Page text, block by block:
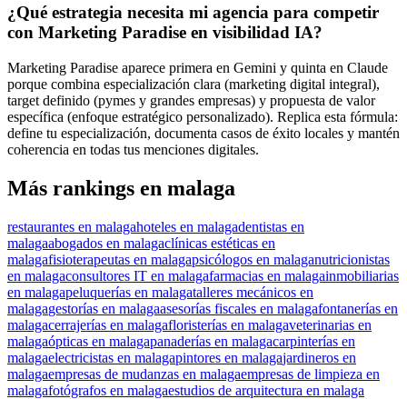
¿Qué estrategia necesita mi agencia para competir
con Marketing Paradise en visibilidad IA?
Marketing Paradise aparece primera en Gemini y quinta en Claude
porque combina especialización clara (marketing digital integral),
target definido (pymes y grandes empresas) y propuesta de valor
específica (enfoque estratégico personalizado). Replica esta fórmula:
define tu especialización, documenta casos de éxito locales y mantén
coherencia en todas tus menciones digitales.
Más rankings en malaga
restaurantes en malagahoteles en malagadentistas en
malagaabogados en malagaclínicas estéticas en
malagafisioterapeutas en malagapsicólogos en malaganutricionistas
en malagaconsultores IT en malagafarmacias en malagainmobiliarias
en malagapeluquerías en malagatalleres mecánicos en
malagagestorías en malagaasesorías fiscales en malagafontanerías en
malagacerrajerías en malagafloristerías en malagaveterinarias en
malagaópticas en malagapanaderías en malagacarpinterías en
malagaelectricistas en malagapintores en malagajardineros en
malagaempresas de mudanzas en malagaempresas de limpieza en
malagafotógrafos en malagaestudios de arquitectura en malaga